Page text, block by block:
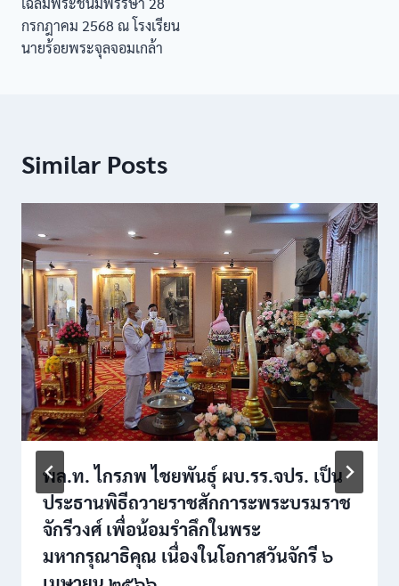
กรกฎาคม 2568 ณ โรงเรียน
นายร้อยพระจุลจอมเกล้า
Similar Posts
พล.ท. ไกรภพ ไชยพันธุ์ ผบ.รร.จปร. เป็น
ประธานพิธีถวายราชสักการะ​พระบรมราช
จักรีวงศ์ เพื่อน้อมรำลึกในพระ
มหากรุณาธิคุณ เนื่องในโอกาสวันจักรี ๖